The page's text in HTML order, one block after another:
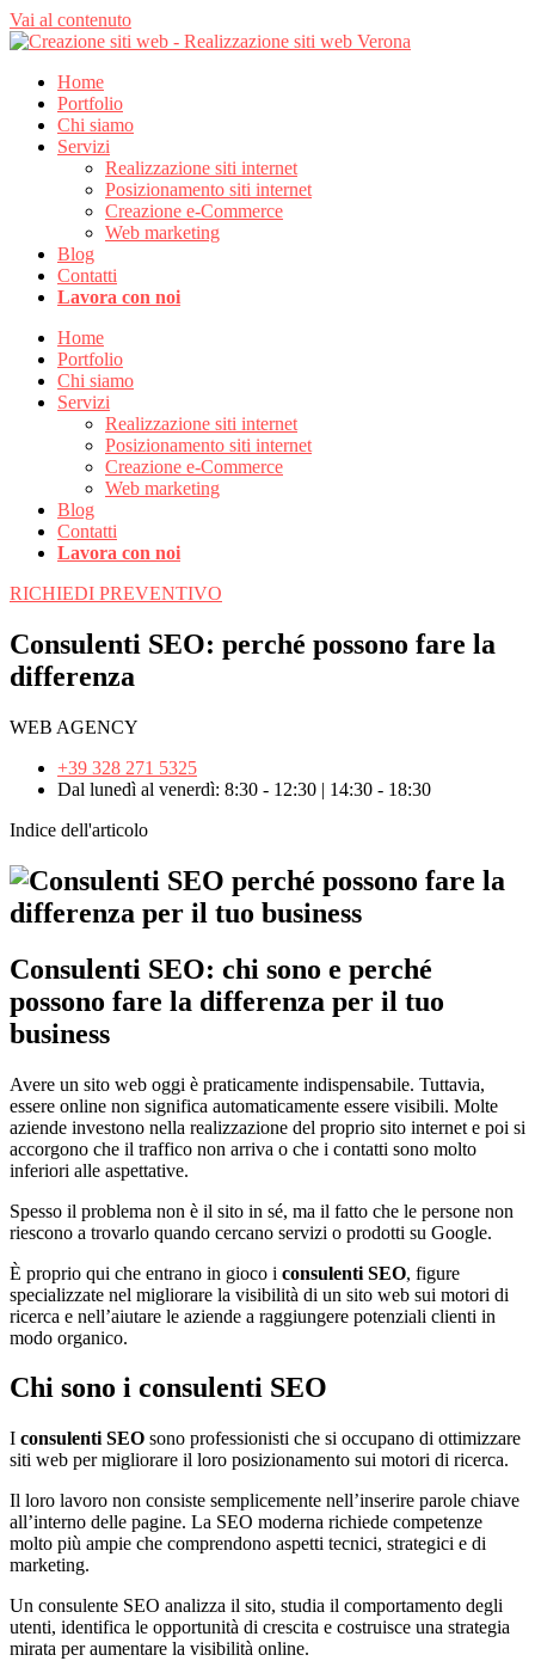
Vai al contenuto
Home
Portfolio
Chi siamo
Servizi
Realizzazione siti internet
Posizionamento siti internet
Creazione e-Commerce
Web marketing
Blog
Contatti
Lavora con noi
Home
Portfolio
Chi siamo
Servizi
Realizzazione siti internet
Posizionamento siti internet
Creazione e-Commerce
Web marketing
Blog
Contatti
Lavora con noi
RICHIEDI PREVENTIVO
Consulenti SEO: perché possono fare la
differenza
WEB AGENCY
+39 328 271 5325
Dal lunedì al venerdì: 8:30 - 12:30 | 14:30 - 18:30
Indice dell'articolo
Consulenti SEO: chi sono e perché
possono fare la differenza per il tuo
business
Avere un sito web oggi è praticamente indispensabile. Tuttavia,
essere online non significa automaticamente essere visibili. Molte
aziende investono nella realizzazione del proprio sito internet e poi si
accorgono che il traffico non arriva o che i contatti sono molto
inferiori alle aspettative.
Spesso il problema non è il sito in sé, ma il fatto che le persone non
riescono a trovarlo quando cercano servizi o prodotti su Google.
È proprio qui che entrano in gioco i consulenti SEO, figure
specializzate nel migliorare la visibilità di un sito web sui motori di
ricerca e nell’aiutare le aziende a raggiungere potenziali clienti in
modo organico.
Chi sono i consulenti SEO
I consulenti SEO sono professionisti che si occupano di ottimizzare
siti web per migliorare il loro posizionamento sui motori di ricerca.
Il loro lavoro non consiste semplicemente nell’inserire parole chiave
all’interno delle pagine. La SEO moderna richiede competenze
molto più ampie che comprendono aspetti tecnici, strategici e di
marketing.
Un consulente SEO analizza il sito, studia il comportamento degli
utenti, identifica le opportunità di crescita e costruisce una strategia
mirata per aumentare la visibilità online.